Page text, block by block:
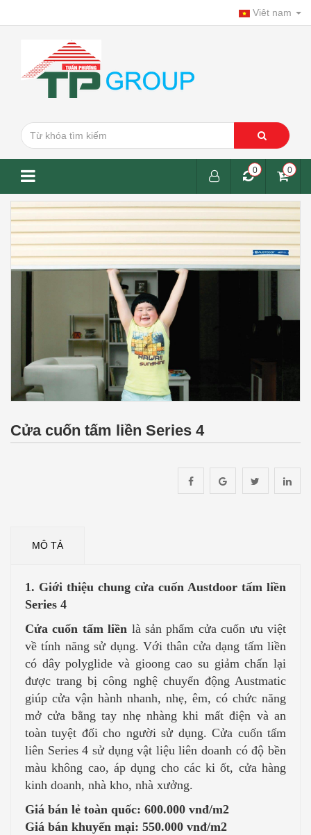
Viêt nam
0
0
Cửa cuốn tấm liền Series 4
MÔ TẢ
1. Giới thiệu chung cửa cuốn Austdoor tấm liền
Series 4
Cửa cuốn tấm liền là sản phẩm cửa cuốn ưu việt
về tính năng sử dụng. Với thân cửa dạng tấm liền
có dây polyglide và gioong cao su giảm chấn lại
được trang bị công nghệ chuyển động Austmatic
giúp cửa vận hành nhanh, nhẹ, êm, có chức năng
mở cửa bằng tay nhẹ nhàng khi mất điện và an
toàn tuyệt đối cho người sử dụng. Cửa cuốn tấm
liên Series 4 sử dụng vật liệu liên doanh có độ bền
màu không cao, áp dụng cho các ki ốt, cửa hàng
kinh doanh, nhà kho, nhà xưởng.
Giá bán lẻ toàn quốc: 600.000 vnđ/m2
Giá bán khuyến mại: 550.000 vnđ/m2